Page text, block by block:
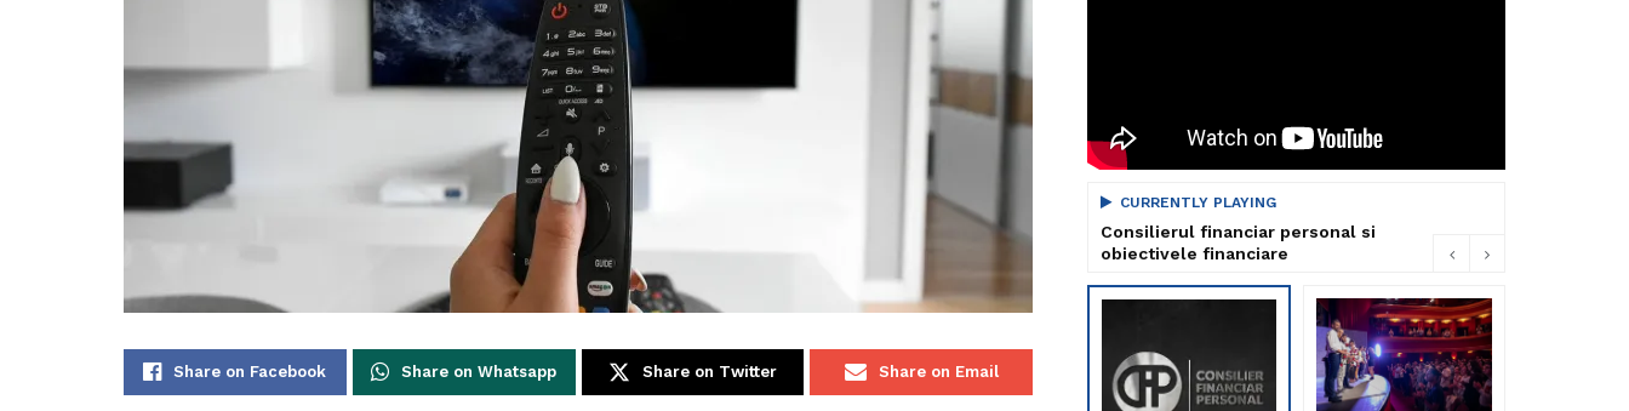
Share on Facebook Share on Whatsapp Share on Twitter Share on Email
CURRENTLY PLAYING
Consilierul financiar personal si
obiectivele financiare